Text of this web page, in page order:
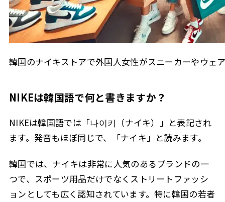
韓国のナイキストアで外国人女性がスニーカーやウェ
NIKEは韓国語で何と書きますか？
NIKEは韓国語では「나이키（ナイキ）」と表記され
ます。発音もほぼ同じで、「ナイキ」と読みます。
韓国では、ナイキは非常に人気のあるブランドの一
つで、スポーツ用品だけでなくストリートファッシ
ョンとしても広く認知されています。特に韓国の若者